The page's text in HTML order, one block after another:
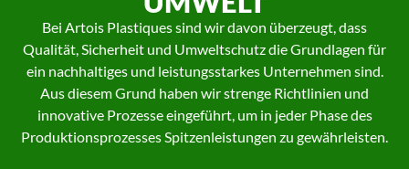
Bei Artois Plastiques sind wir davon überzeugt, dass
Qualität, Sicherheit und Umweltschutz die Grundlagen für
ein nachhaltiges und leistungsstarkes Unternehmen sind.
Aus diesem Grund haben wir strenge Richtlinien und
innovative Prozesse eingeführt, um in jeder Phase des
Produktionsprozesses Spitzenleistungen zu gewährleisten.